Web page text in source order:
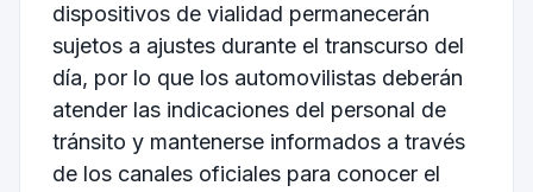
dispositivos de vialidad permanecerán
sujetos a ajustes durante el transcurso del
día, por lo que los automovilistas deberán
atender las indicaciones del personal de
tránsito y mantenerse informados a través
de los canales oficiales para conocer el